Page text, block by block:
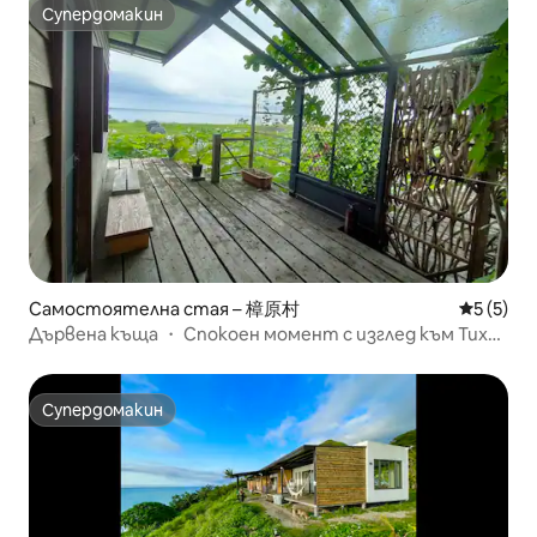
къщата има общ басейн с дълбочина
1,4 м, който е достъпен за всички
гости. Моля, бъдете внимателни.
Благодарим ви, че избрахте нашата
ваканционна къща и с нетърпение
очакваме вашето пристигане! Ако
имате въпроси, не се колебайте да
се свържете с нас. Домакин Ранди
Това е [en light
светла гора,
вашия подарък. [en light home] Silent
Light Forest ~ е
~ Добре дошли у
Супердомакин
Супердомакин
Самостоятелна стая – 樟原村 Средна
5 (5)
Дървена къща ・ Спокоен момент с изглед към Тихия
Супердомакин
Супердомакин